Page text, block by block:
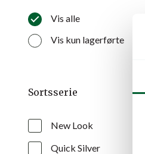
Vis alle
Vis kun lagerførte
Sortsserie
New Look
Quick Silver